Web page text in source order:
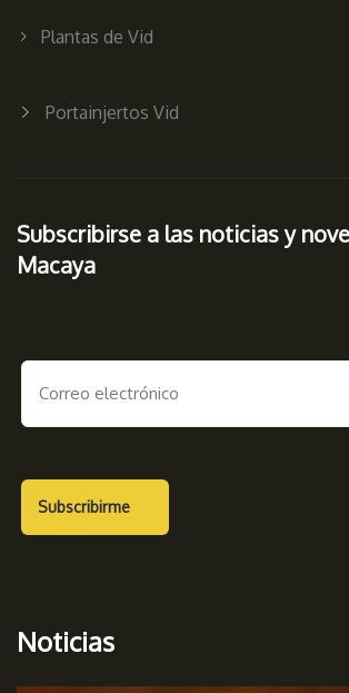
Plantas de Vid
Portainjertos Vid
Subscribirse a las noticias y
Macaya
Noticias